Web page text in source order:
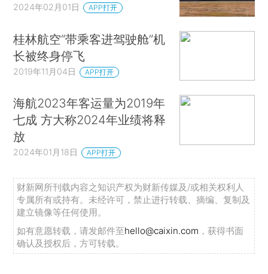
2024年02月01日 APP打开
桂林航空“带乘客进驾驶舱”机
长被终身停飞
2019年11月04日 APP打开
海航2023年客运量为2019年
七成 方大称2024年业绩将释
放
2024年01月18日 APP打开
财新网所刊载内容之知识产权为财新传媒及/或相关权利人
专属所有或持有。未经许可，禁止进行转载、摘编、复制及
建立镜像等任何使用。
如有意愿转载，请发邮件至hello@caixin.com ，获得书面
确认及授权后，方可转载。